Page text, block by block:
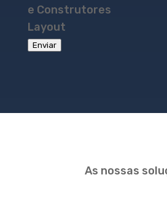
e Construtores
Layout
Enviar
As nossas